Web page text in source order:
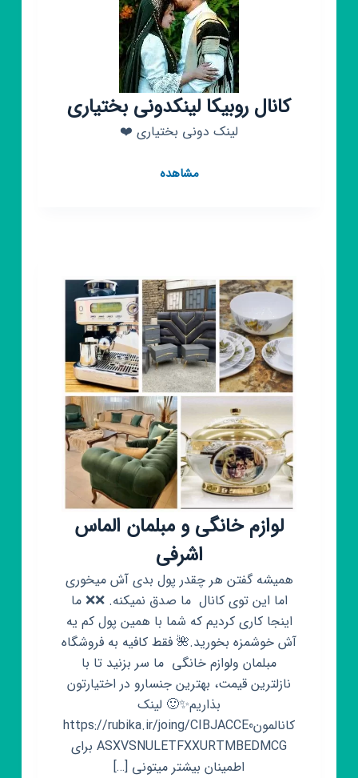
کانال روبیکا لینکدونی بختیاری
لینک دونی بختیاری ⁦❤️⁩
مشاهدهکانال
لوازم خانگی و مبلمان الماس
اشرفی
همیشه گفتن هر چقدر پول بدی آش میخوری
اما این توی کانال ما صدق نمیکنه. ❌❌ ما
اینجا کاری کردیم که شما با همین پول کم یه
آش خوشمزه بخورید.🌺 فقط کافیه به فروشگاه
مبلمان ولوازم خانگی ما سر بزنید تا با
نازلترین قیمت، بهترین جنسارو در اختیارتون
بذاریم✨🙂 لینک
کانالمونhttps://rubika.ir/joing/CIBJACCE0
ASXVSNULETFXXURTMBEDMCG برای
اطمینان بیشتر میتونی […]